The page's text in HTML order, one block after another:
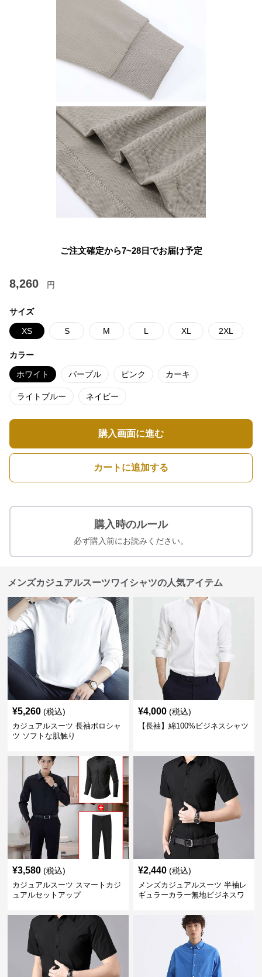
ご注文確定から7~28日でお届け予定
8,260 円
サイズ
XS S M L XL 2XL
カラー
ホワイト パープル ピンク カーキ
ライトブルー ネイビー
購入画面に進む
カートに追加する
購入時のルール
必ず購入前にお読みください。
メンズカジュアルスーツワイシャツの人気アイテム
¥5,260 (税込)
カジュアルスーツ 長袖ポロシャ
ツ ソフトな肌触り
¥4,000 (税込)
【長袖】綿100%ビジネスシャツ
¥3,580 (税込)
カジュアルスーツ スマートカジ
ュアルセットアップ
¥2,440 (税込)
メンズカジュアルスーツ 半袖レ
ギュラーカラー無地ビジネスワ